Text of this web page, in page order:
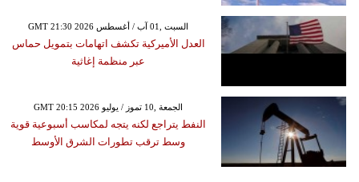
GMT 21:30 2026 السبت ,01 آب / أغسطس
العدل الأميركية تكشف اتهامات بتمويل حماس
عبر منظمة إغاثية
GMT 20:15 2026 الجمعة ,10 تموز / يوليو
النفط يتراجع لكنه يتجه لمكاسب أسبوعية قوية
وسط ترقب تطورات الشرق الأوسط